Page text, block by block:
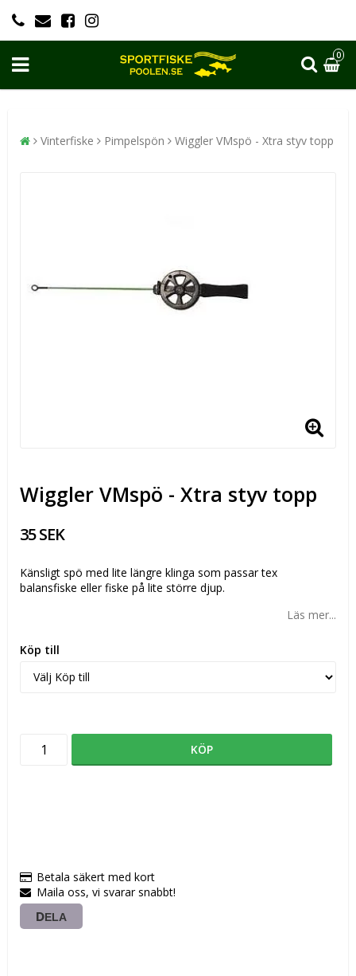
0
Vinterfiske Pimpelspön Wiggler VMspö - Xtra styv topp
Wiggler VMspö - Xtra styv topp
35 SEK
Känsligt spö med lite längre klinga som passar tex
balansfiske eller fiske på lite större djup.
Läs mer...
Köp till
KÖP
Betala säkert med kort
Maila oss, vi svarar snabbt!
DELA